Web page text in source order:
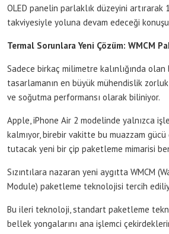
OLED panelin parlaklık düzeyini artırarak
takviyesiyle yoluna devam edeceği
Termal Sorunlara Yeni Çözüm: WMCM
Sadece birkaç milimetre kalınlığında
tasarlamanın en büyük mühendislik
ve soğutma performansı olarak biliniyor.
Apple, iPhone Air 2 modelinde yalnızca
kalmıyor, birebir vakitte bu muazzam
tutacak yeni bir çip paketleme mimarisi
Sızıntılara nazaran yeni aygıtta WMCM
Module) paketleme teknolojisi tercih
Bu ileri teknoloji, standart paketleme
bellek yongalarını ana işlemci